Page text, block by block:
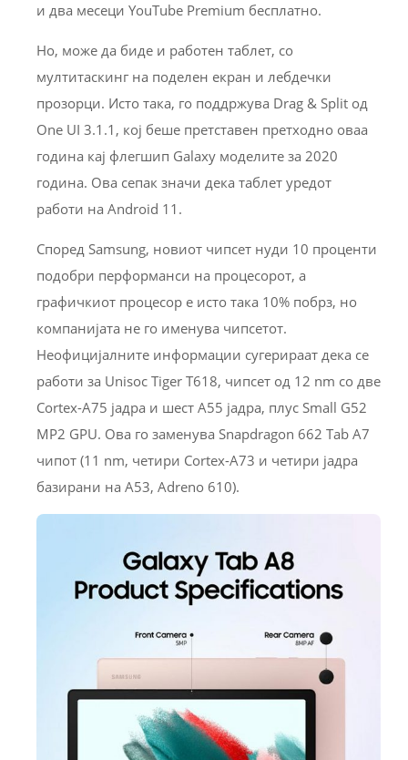
и два месеци YouTube Premium бесплатно.
Но, може да биде и работен таблет, со
мултитаскинг на поделен екран и лебдечки
прозорци. Исто така, го поддржува Drag & Split од
One UI 3.1.1, кој беше претставен претходно оваа
година кај флегшип Galaxy моделите за 2020
година. Ова сепак значи дека таблет уредот
работи на Android 11.
Според Samsung, новиот чипсет нуди 10 проценти
подобри перформанси на процесорот, а
графичкиот процесор е исто така 10% побрз, но
компанијата не го именува чипсетот.
Неофицијалните информации сугерираат дека се
работи за Unisoc Tiger T618, чипсет од 12 nm со две
Cortex-A75 јадра и шест A55 јадра, плус Small G52
MP2 GPU. Ова го заменува Snapdragon 662 Tab A7
чипот (11 nm, четири Cortex-A73 и четири јадра
базирани на A53, Adreno 610).